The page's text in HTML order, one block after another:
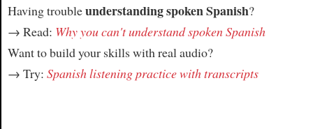
Having troubleunderstanding spoken Spanish?
→ Read: Why you can't understand spoken Spanish
Want to build your skills with real audio?
→ Try: Spanish listening practice with transcripts